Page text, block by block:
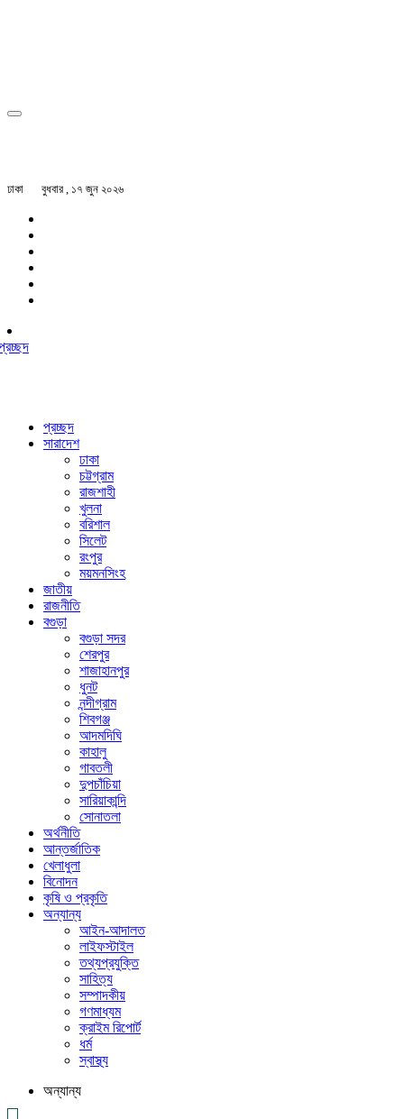
ঢাকা বুধবার , ১৭ জুন ২০২৬
প্রচ্ছদ
সারাদেশ
ঢাকা
চট্টগ্রাম
রাজশাহী
খুলনা
বরিশাল
সিলেট
রংপুর
ময়মনসিংহ
জাতীয়
রাজনীতি
বগুড়া
বগুড়া সদর
শেরপুর
শাজাহানপুর
ধুনট
নন্দীগ্রাম
শিবগঞ্জ
আদমদিঘি
কাহালু
গাবতলী
দুপচাঁচিয়া
সারিয়াকান্দি
সোনাতলা
অর্থনীতি
আন্তর্জাতিক
খেলাধুলা
বিনোদন
কৃষি ও প্রকৃতি
অন্যান্য
আইন-আদালত
লাইফস্টাইল
তথ্যপ্রযুক্তি
সাহিত্য
সম্পাদকীয়
গণমাধ্যম
ক্রাইম রিপোর্ট
ধর্ম
স্বাস্থ্য
অন্যান্য